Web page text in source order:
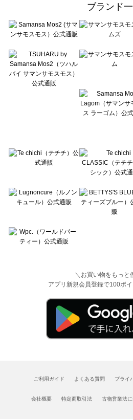
Te chichi（テチチ）の一覧
Te chichi CLASSIC（テチチ クラシック）の一覧
Lugnoncure（ルノンキュール）の一覧
BETTY'S BLUE（べティーズブルー）の一覧
Wpc.（ワールドパーティー）の一覧
ブランド
＼お買い物をもっと
アプリ新規会員登録で100ポ
ご利用ガイド よくある質問 プライ
会社概要 特定商取引法 古物営業法